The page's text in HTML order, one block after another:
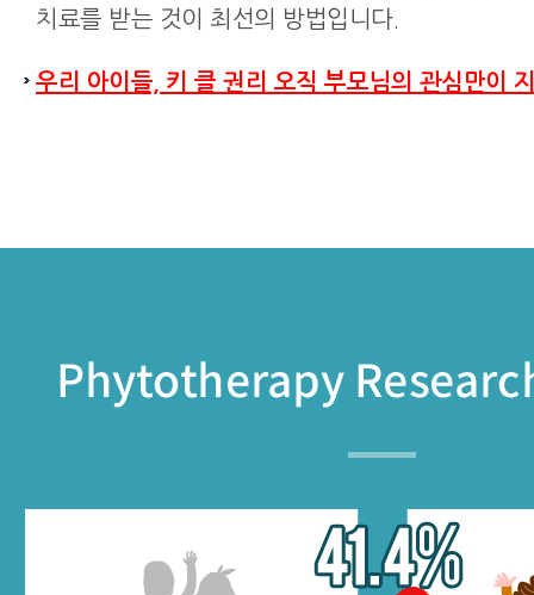
치료를 받는 것이 최선의 방법입니다.
우리 아이들, 키 클 권리 오직 부모님의 관심만이